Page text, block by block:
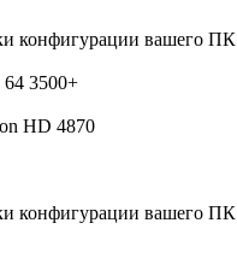
конфигурации вашего ПК
3500+
HD 4870
конфигурации вашего ПК